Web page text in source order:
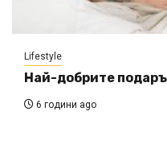
Lifestyle
Най-добрите
6 години ago